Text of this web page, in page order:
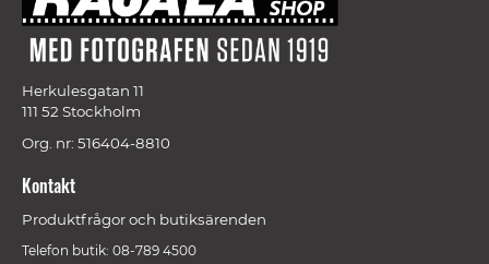
Herkulesgatan 11
111 52 Stockholm
Org. nr: 516404-8810
Kontakt
Produktfrågor och butiksärenden
Telefon butik: 08-789 4500